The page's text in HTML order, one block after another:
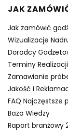
Linki w
JAK
Jak zamówić
Wizualizacje
Doradcy
Terminy Realizacji
Zamawianie
Jakość i
FAQ Najczęstsze
Baza Wiedzy
Raport branżowy